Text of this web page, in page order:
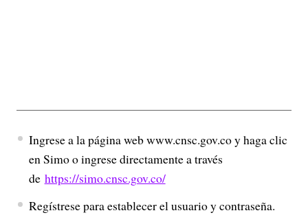
Ingrese a la página web www.cnsc.gov.co y haga clic
en Simo o ingrese directamente a través
de https://simo.cnsc.gov.co/
Regístrese para establecer el usuario y contraseña.